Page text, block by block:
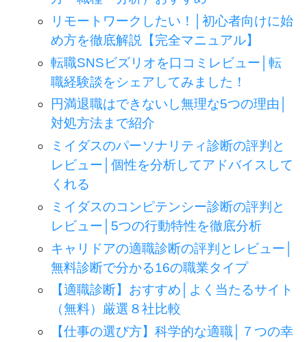
リモートワークしたい！│初心者向けに始
め方を徹底解説【完全マニュアル】
転職SNSビズリオを口コミレビュー│転
職経験談をシェアしてみました！
円満退職はできないし無理な5つの理由│
対処方法まで紹介
ミイダスのパーソナリティ診断の評判と
レビュー│個性を分析してアドバイスして
くれる
ミイダスのコンピテンシー診断の評判と
レビュー│5つの行動特性を徹底分析
キャリドアの適職診断の評判とレビュー│
無料診断で分かる16の職業タイプ
【適職診断】おすすめ│よく当たるサイト
（無料）厳選８社比較
【仕事の選び方】科学的な適職│７つの幸